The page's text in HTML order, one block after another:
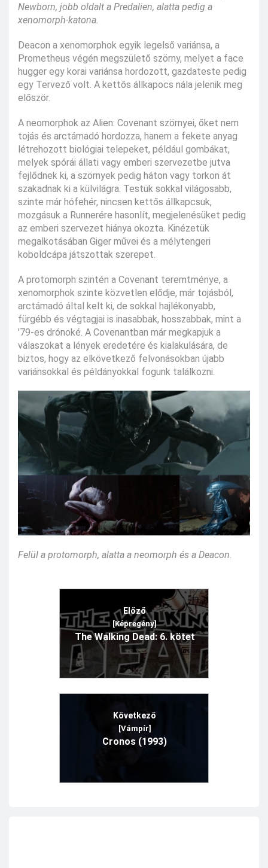
Newborn, jobb oldalt a Predalien, alatta pedig a
xenomorph-katona.
Deacon a xenomorphok egyik legelső variánsa, a
Prometheus végén megszülető szörny, melyet a face
hugger egy korai variánsa hordozott, gazdateste pedig
egy Tervező volt. A kettős állkapocs nála jelenik meg
először.
A neomorphok az Alien: Covenant szörnyei, őket nem
tojás és arctámadó hordozza, hanem a fekete anyag
létrehozott biológiai telepeket, például gombákat,
melyek spórái állati vagy emberi szervezetbe jutva
fejlődnek ki, a szörnyek pedig háton vagy torkon át
szakadnak ki a külvilágra. Testük sokkal világosabb,
szinte már hófehér, nincsen kettős állkapcsuk,
mozgásuk a Runnerére hasonlít, megjelenésüket pedig
az emberi szervezet hiánya okozta. Kinézetük
megalkotásában Giger művei és a mélytengeri
koboldcápa játszottak szerepet.
A protomorph szintén a Covenant teremtménye, a
xenomorphok szinte közvetlen elődje, már tojásból,
arctámadó által kelt ki, de sokkal hajlékonyabb,
fürgébb és végtagjai is inasabbak, hosszabbak, mint a
'79-es drónoké. A Covenantban már megkapjuk a
válaszokat a lények eredetére és kialakulására, de
biztos, hogy az elkövetkező felvonásokban újabb
variánsokkal és példányokkal fogunk találkozni.
Felül a protomorph, alatta a neomorph és a Deacon.
Előző
[Képregény]
The Walking Dead: 6. kötet
Következő
[Vámpír]
Cronos (1993)